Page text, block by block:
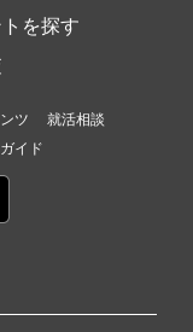
を探す
ツ
就活相談
イド